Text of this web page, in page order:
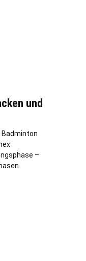
und
–